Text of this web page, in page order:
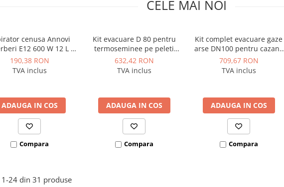
CELE MAI NOI
cenusa Annovi
E12 600 W 12 L 3
in 1
190,38 RON
TVA inclus
ADAUGA IN COS
Compara
Kit evacuare D 80 pentru
termoseminee pe peleti
Dominus
632,42 RON
TVA inclus
ADAUGA IN COS
Compara
Kit complet evacuare gaze
arse DN100 pentru cazane
pe peleti 25kW KEPO
709,67 RON
TVA inclus
ADAUGA IN COS
Compara
1-24 din 31 produse